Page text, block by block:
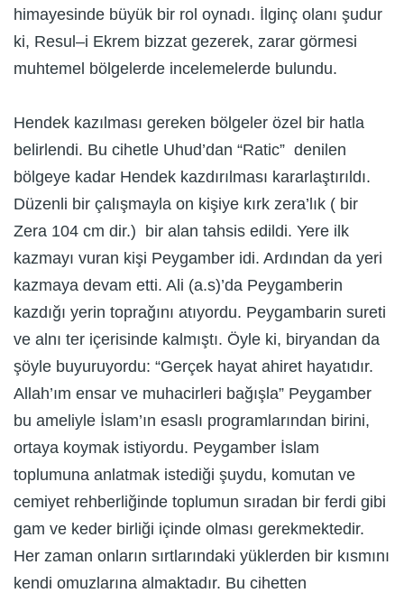
himayesinde büyük bir rol oynadı. İlginç olanı şudur
ki, Resul–i Ekrem bizzat gezerek, zarar görmesi
muhtemel bölgelerde incelemelerde bulundu.
Hendek kazılması gereken bölgeler özel bir hatla
belirlendi. Bu cihetle Uhud’dan “Ratic” denilen
bölgeye kadar Hendek kazdırılması kararlaştırıldı.
Düzenli bir çalışmayla on kişiye kırk zera’lık ( bir
Zera 104 cm dir.) bir alan tahsis edildi. Yere ilk
kazmayı vuran kişi Peygamber idi. Ardından da yeri
kazmaya devam etti. Ali (a.s)’da Peygamberin
kazdığı yerin toprağını atıyordu. Peygambarin sureti
ve alnı ter içerisinde kalmıştı. Öyle ki, biryandan da
şöyle buyuruyordu: “Gerçek hayat ahiret hayatıdır.
Allah’ım ensar ve muhacirleri bağışla” Peygamber
bu ameliyle İslam’ın esaslı programlarından birini,
ortaya koymak istiyordu. Peygamber İslam
toplumuna anlatmak istediği şuydu, komutan ve
cemiyet rehberliğinde toplumun sıradan bir ferdi gibi
gam ve keder birliği içinde olması gerekmektedir.
Her zaman onların sırtlarındaki yüklerden bir kısmını
kendi omuzlarına almaktadır. Bu cihetten